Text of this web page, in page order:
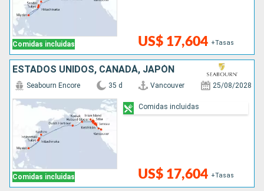
Comidas incluidas US$ 17,604 +Tasas
ESTADOS UNIDOS, CANADÁ, JAPÓN
Comidas incluidas
Seabourn Encore 35 d Vancouver 25/08/2028
US$ 17,604 +Tasas
Comidas incluidas